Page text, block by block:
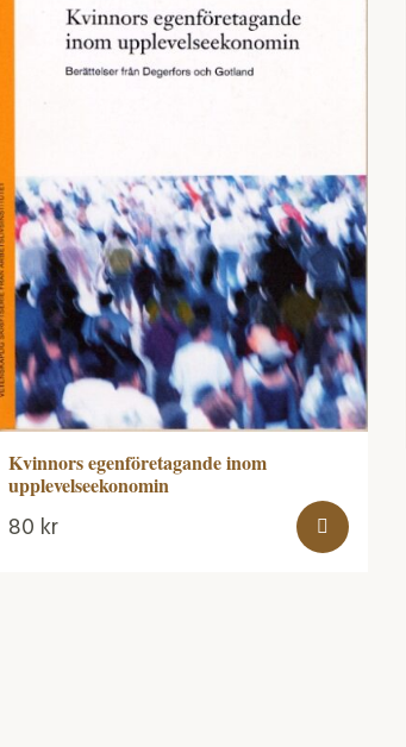
Kvinnors egenföretagande inom
upplevelseekonomin
80 kr